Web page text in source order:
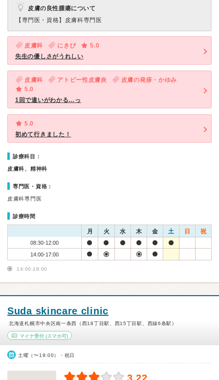
皮膚の良性腫瘍について
【専門医・資格】 皮膚科専門医
皮膚科 にきび
5.0
先生の優しさがうれしい
皮膚科 アトピー性皮膚炎
皮膚の発疹・かゆみ
5.0
1回で違いがわかる…っ
5.0
初めて行きました！
診療科目：
皮膚科、精神科
専門医・資格：
皮膚科専門医
診療時間
月 火 水 木 金 土 日 祝
08:30-12:00
14:00-17:00
14:00-18:00
Suda skincare clinic
北海道札幌市中央区南一条西（西18丁目駅、西15丁目駅、西線6条駅）
マイナ受付 (スマホ可)
土曜（〜19:00）・祝日